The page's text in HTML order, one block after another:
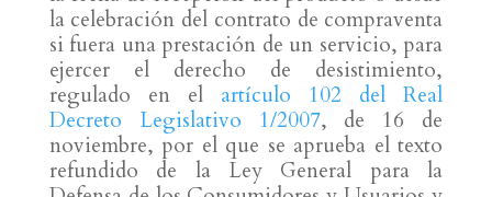
la celebración del contrato de compraventa
si fuera una prestación de un servicio, para
ejercer el derecho de desistimiento,
regulado en el artículo 102 del Real
Decreto Legislativo 1/2007, de 16 de
noviembre, por el que se aprueba el texto
refundido de la Ley General para la